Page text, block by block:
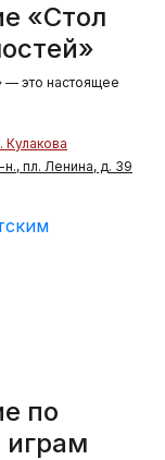
«Стол
— это настоящее
Кулакова
н., пл. Ленина, д. 39
по
играм